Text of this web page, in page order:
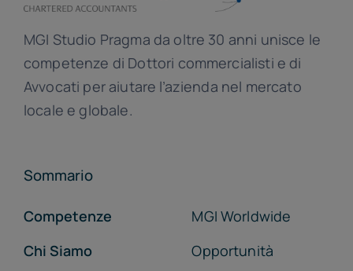
MGI Studio Pragma da oltre 30 anni unisce le
competenze di Dottori commercialisti e di
Avvocati per aiutare l’azienda nel mercato
locale e globale.
Sommario
Competenze
Chi Siamo
MGI Worldwide
Opportunità